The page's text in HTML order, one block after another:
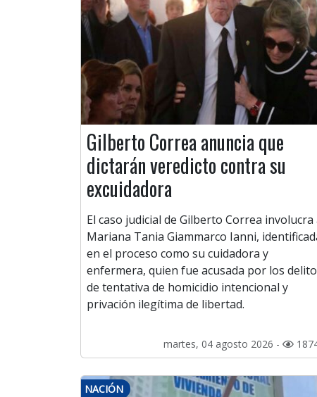
Gilberto Correa anuncia que
dictarán veredicto contra su
excuidadora
El caso judicial de Gilberto Correa involucra
Mariana Tania Giammarco Ianni,
en el proceso como su cuidadora y
enfermera, quien fue acusada por los
de tentativa de homicidio intencional y
privación ilegítima de libertad.
martes, 04 agosto 2026 -
NACIÓN